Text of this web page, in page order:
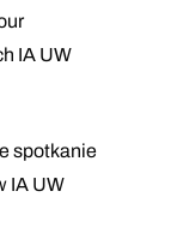
IA UW
spotkanie
IA UW